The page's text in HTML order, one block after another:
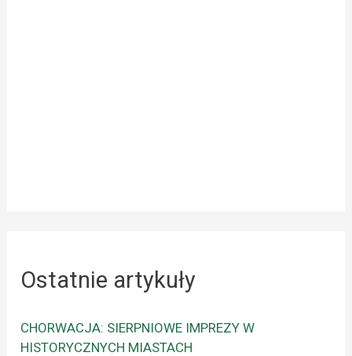
Ostatnie artykuły
CHORWACJA: SIERPNIOWE IMPREZY W
HISTORYCZNYCH MIASTACH